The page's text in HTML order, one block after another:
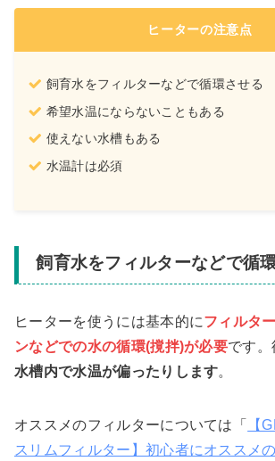
ヒーターの注意点
飼育水をフィルターなどで循環させる
希望水温にならないこともある
使えない水槽もある
水温計は必須
飼育水をフィルターなどで循
ヒーターを使うには基本的にフィルタ
ンなどでの水の循環(撹拌)が必要です。
水槽内で水温が偏ったりします。
オススメのフィルターについては「
【
スリムフィルター】初心者にオススメ